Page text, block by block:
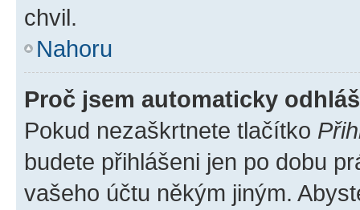
chvil.
Nahoru
Proč jsem automaticky
Pokud nezaškrtnete tlačítko
budete přihlášeni jen po dobu
vašeho účtu někým jiným.